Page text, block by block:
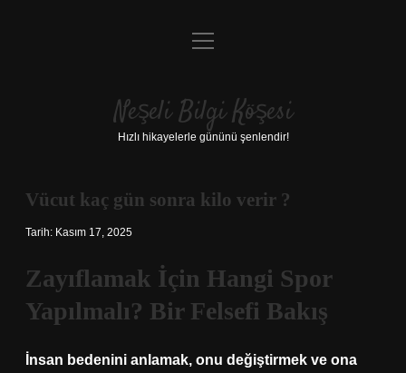
Anasayfa
Yasal Uyarı
menüyü
Neşeli Bilgi Köşesi
Hızlı hikayelerle gününü şenlendir!
Vücut kaç gün sonra kilo verir ?
Tarih: Kasım 17, 2025
Zayıflamak İçin Hangi Spor
Yapılmalı? Bir Felsefi Bakış
İnsan bedenini anlamak, onu değiştirmek ve ona